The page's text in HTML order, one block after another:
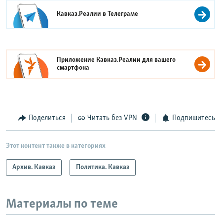
Кавказ.Реалии вТелеграме
Приложение Кавказ.Реалии для вашего
смартфона
Поделиться Читать без VPN Подпишитесь
Этот контент также в категориях
Архив. Кавказ Политика. Кавказ
Материалы по теме